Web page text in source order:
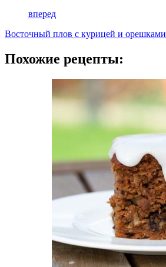
вперед
Восточный плов с курицей и орешками
Похожие рецепты: